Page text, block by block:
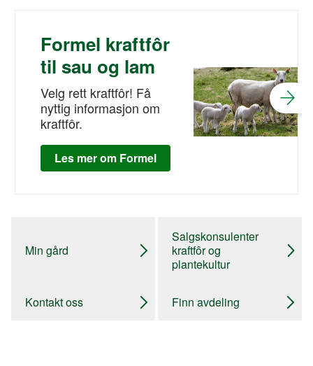
Formel kraftfôr
til sau og lam
Velg rett kraftfôr! Få
nyttig informasjon om
kraftfôr.
Les mer om Formel
Min gård
Salgskonsulenter
kraftfôr og
plantekultur
Kontakt oss Finn avdeling